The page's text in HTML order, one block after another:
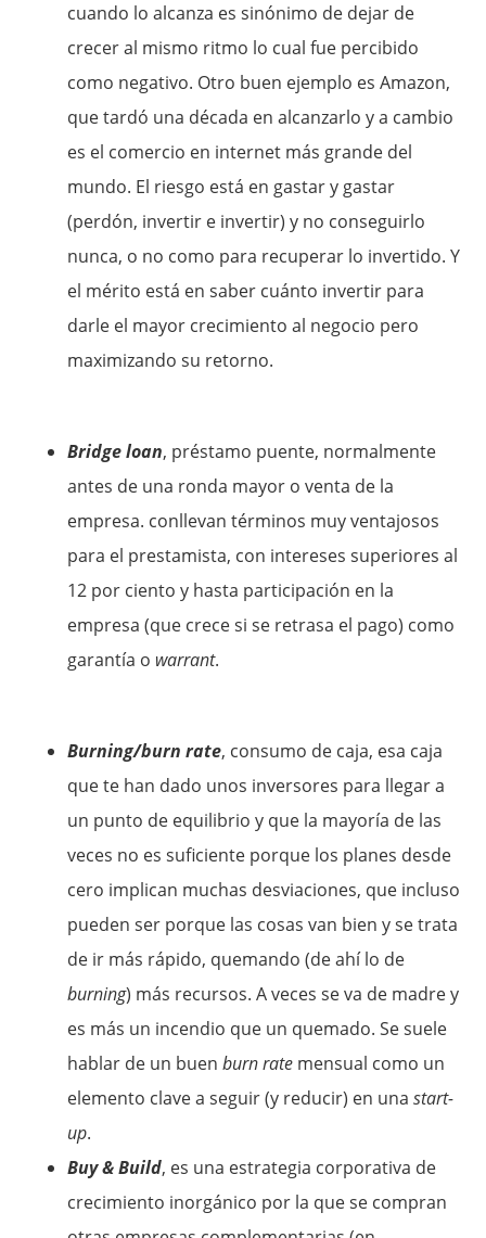
cuando lo alcanza es sinónimo de dejar de
crecer al mismo ritmo lo cual fue percibido
como negativo. Otro buen ejemplo es Amazon,
que tardó una década en alcanzarlo y a cambio
es el comercio en internet más grande del
mundo. El riesgo está en gastar y gastar
(perdón, invertir e invertir) y no conseguirlo
nunca, o no como para recuperar lo invertido. Y
el mérito está en saber cuánto invertir para
darle el mayor crecimiento al negocio pero
maximizando su retorno.
Bridge loan, préstamo puente, normalmente
antes de una ronda mayor o venta de la
empresa. conllevan términos muy ventajosos
para el prestamista, con intereses superiores al
12 por ciento y hasta participación en la
empresa (que crece si se retrasa el pago) como
garantía o warrant.
Burning/burn rate, consumo de caja, esa caja
que te han dado unos inversores para llegar a
un punto de equilibrio y que la mayoría de las
veces no es suficiente porque los planes desde
cero implican muchas desviaciones, que incluso
pueden ser porque las cosas van bien y se trata
de ir más rápido, quemando (de ahí lo de
burning) más recursos. A veces se va de madre y
es más un incendio que un quemado. Se suele
hablar de un buenburn rate mensual como un
elemento clave a seguir (y reducir) en unastart-
up.
Buy & Build, es una estrategia corporativa de
crecimiento inorgánico por la que se compran